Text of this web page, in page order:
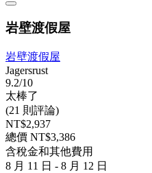
岩壁渡假屋
岩壁渡假屋
Jagersrust
9.2/10
太棒了
(21 則評論)
NT$2,937
總價 NT$3,386
含稅金和其他費用
8 月 11 日 - 8 月 12 日